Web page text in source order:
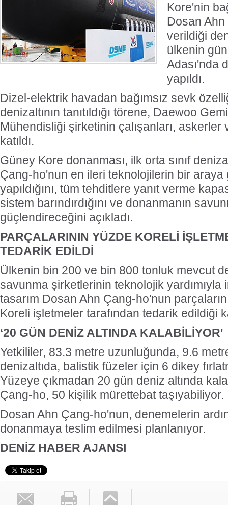
Kore'nin
Dosan Ahn
verildiği
ülkenin
Adası'nda
yapıldı.
Dizel-elektrik havadan bağımsız sevk
denizaltının tanıtıldığı törene, Daewoo
Mühendisliği şirketinin çalışanları,
katıldı.
Güney Kore donanması, ilk orta sınıf
Çang-ho'nun en ileri teknolojilerin bir araya
yapıldığını, tüm tehditlere yanıt verme
sistem barındırdığını ve donanmanın
güçlendireceğini açıkladı.
PARÇALARININ YÜZDE KORELİ
TEDARİK EDİLDİ
Ülkenin bin 200 ve bin 800 tonluk mevcut
savunma şirketlerinin teknolojik yardımıyla
tasarım Dosan Ahn Çang-ho'nun
Koreli işletmeler tarafından tedarik edildiği
‘20 GÜN DENİZ ALTINDA KALABİLİYOR'
Yetkililer, 83.3 metre uzunluğunda, 9.6
denizaltıda, balistik füzeler için 6 dikey
Yüzeye çıkmadan 20 gün deniz altında
Çang-ho, 50 kişilik mürettebat taşıyabiliyor.
Dosan Ahn Çang-ho'nun, denemelerin
donanmaya teslim edilmesi planlanıyor.
DENİZ HABER AJANSI